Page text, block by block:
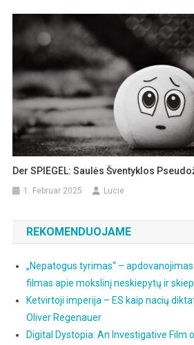
Der SPIEGEL: Saulės Šventyklos
1. Februar 2025 Lucie
REKOMENDUOJAME
„Nepatogus tyrimas“ –
filmas apie mokslinį neskiepytų ir
Ketvirtoji imperija – ES kaip nacių
Oliver Regenauer
Digital Dystopia: An Investigative Film